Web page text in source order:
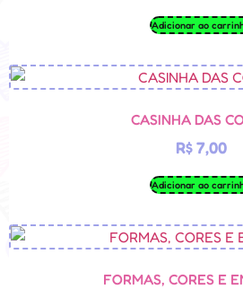
Adicionar ao
CASINHA DAS
R$7,00
Adicionar ao
FORMAS, CORES E